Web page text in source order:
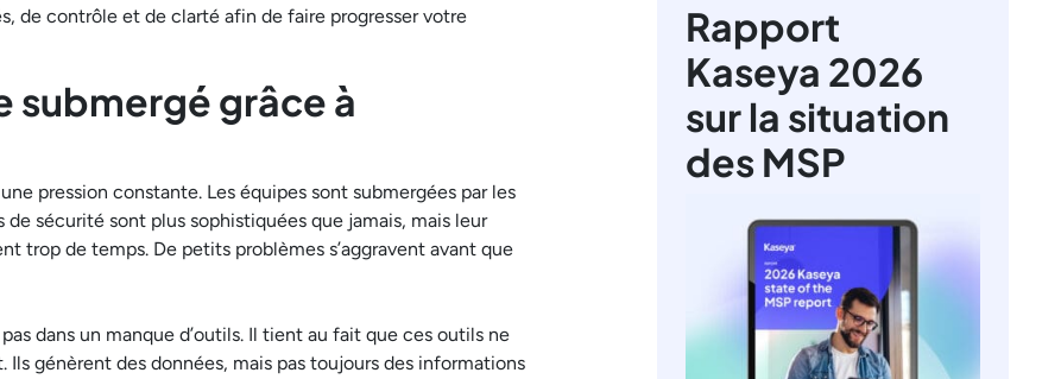
de contrôle et de clarté afin de faire progresser votre
submergé grâce à
pression constante. Les équipes sont submergées par les
sécurité sont plus sophistiquées que jamais, mais leur
trop de temps. De petits problèmes s’aggravent avant que
dans un manque d’outils. Il tient au fait que ces outils ne
génèrent des données, mais pas toujours des informations
Rapport
Kaseya 2026
sur la situation
des MSP